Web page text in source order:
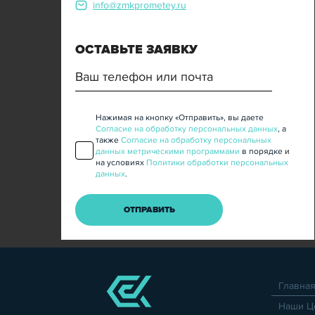
info@zmkprometey.ru
ОСТАВЬТЕ ЗАЯВКУ
Нажимая на кнопку «Отправить», вы даете
Согласие на обработку персональных данных, а
также Согласие на обработку персональных
данных метрическими программами в порядке и
на условиях Политики обработки персональных
данных.
Главная
Наши